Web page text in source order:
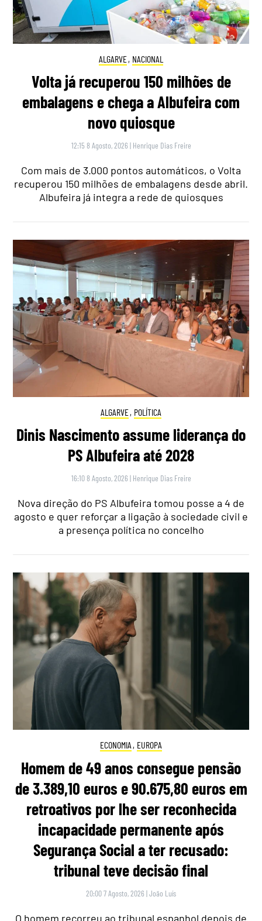
ALGARVE, NACIONAL
Volta já recuperou 150 milhões de
embalagens e chega a Albufeira com
novo quiosque
12:15 8 Agosto, 2026 | Henrique Dias Freire
Com mais de 3.000 pontos automáticos, o Volta
recuperou 150 milhões de embalagens desde abril.
Albufeira já integra a rede de quiosques
ALGARVE, POLÍTICA
Dinis Nascimento assume liderança do
PS Albufeira até 2028
16:10 8 Agosto, 2026 | Henrique Dias Freire
Nova direção do PS Albufeira tomou posse a 4 de
agosto e quer reforçar a ligação à sociedade civil e
a presença política no concelho
ECONOMIA , EUROPA
Homem de 49 anos consegue pensão
de 3.389,10 euros e 90.675,80 euros em
retroativos por lhe ser reconhecida
incapacidade permanente após
Segurança Social a ter recusado:
tribunal teve decisão final
20:00 7 Agosto, 2026 |João Luís
O homem recorreu ao tribunal espanhol depois de